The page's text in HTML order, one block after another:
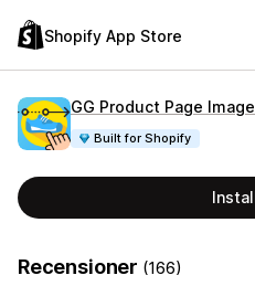
Shopify App Store
GG Product Page
Built for Shopify
Recensioner (166)